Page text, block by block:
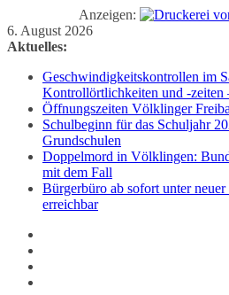
Anzeigen:
Zum
Inhalt
6. August 2026
Aktuelles:
Geschwindigkeitskontrollen im
Kontrollörtlichkeiten und -
Öffnungszeiten Völklinger
Schulbeginn für das Schuljahr
Grundschulen
Doppelmord in Völklingen:
mit dem Fall
Bürgerbüro ab sofort unter
erreichbar